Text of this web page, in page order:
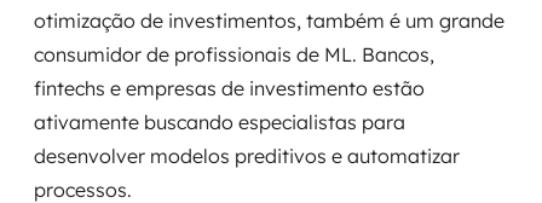
otimização de investimentos, também é um grande
consumidor de profissionais de ML. Bancos,
fintechs e empresas de investimento estão
ativamente buscando especialistas para
desenvolver modelos preditivos e automatizar
processos.